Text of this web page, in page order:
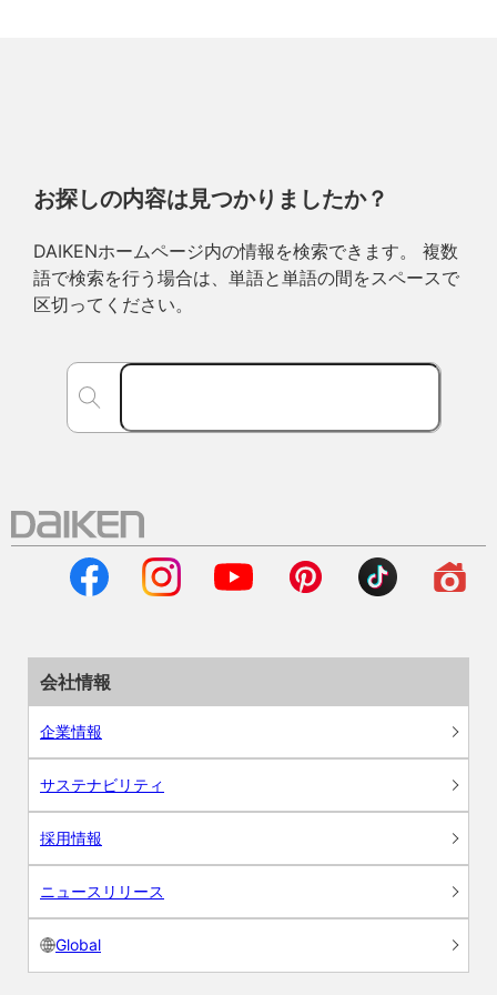
お探しの内容は見つかりましたか？
DAIKENホームページ内の情報を検索できます。 複数
語で検索を行う場合は、単語と単語の間をスペースで
区切ってください。
会社情報
企業情報
サステナビリティ
採用情報
ニュースリリース
Global